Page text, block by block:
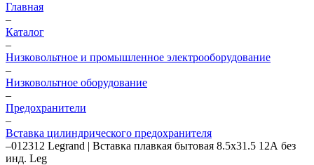
Главная
–
Каталог
–
Низковольтное и промышленное электрооборудование
–
Низковольтное оборудование
–
Предохранители
–
Вставка цилиндрического предохранителя
–012312 Legrand | Вставка плавкая бытовая 8.5х31.5 12А без
инд. Leg